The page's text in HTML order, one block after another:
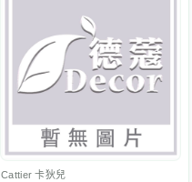
Cattier 卡狄兒